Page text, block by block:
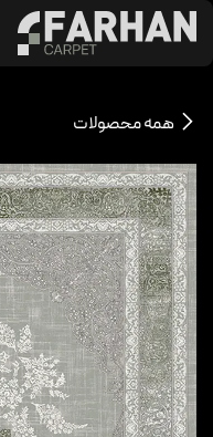
رد شدن به محتوا
همه محصولات